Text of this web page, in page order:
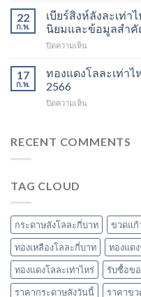
ที่
ควร
อัปเดต
ราคา
รีไซเคิล
และ
สำคัญ
ทองแดง
เก่า
วัน
นี้
ราคา
รับ
เก่า
22
ก.พ.
เบียร์สิงห์ลังละเท่า
นิยมและข้อมูลสำคั
ปิดความเห็น
สิงห์
เท่า
วัสดุ
และ
ข้อมูล
สำคัญ
ปี
2566
17
ก.พ.
ทองแดงโลละเท่า
2566
ปิดความเห็น
โล
ของ
เก่า
ล่าสุด
ในปี
2566
RECENT COMMENTS
TAG CLOUD
กระดาษลังโลละกี่บาท ขวดแก้
ทองเหลืองโลละกี่บาท
ทองแด
ทองแดงโลละเท่าไหร่
รับซื้อขอ
ราคากระดาษลังวันนี้
ราคาขว